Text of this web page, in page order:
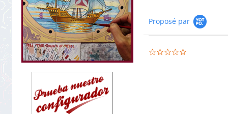
Proposé par